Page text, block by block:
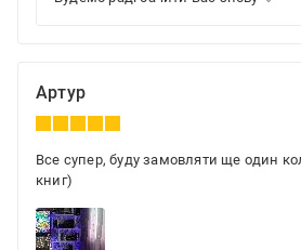
Артур
Все супер, буду замовляти ще один
книг)